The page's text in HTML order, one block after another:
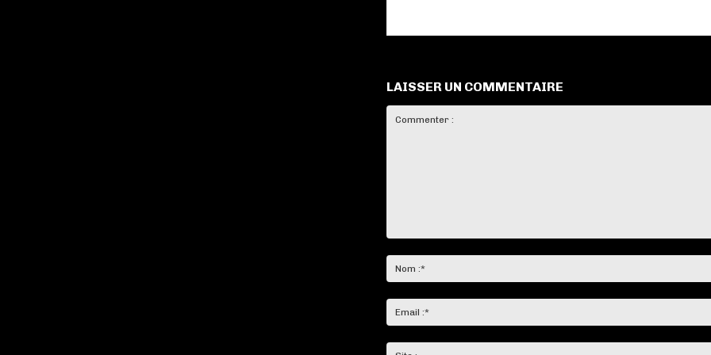
LAISSER UN COMMENTAIRE